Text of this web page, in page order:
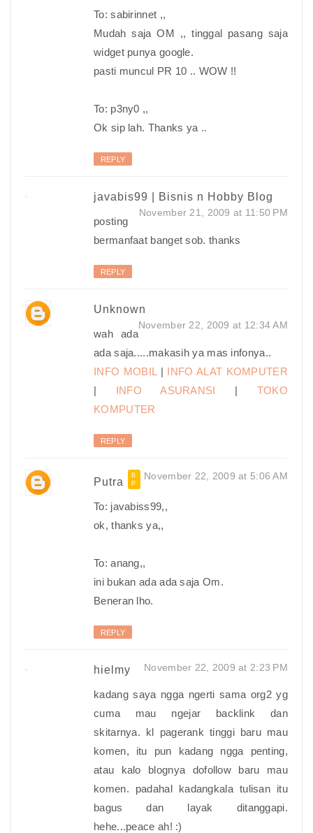
To: sabirinnet ,,
Mudah saja OM ,, tinggal pasang saja
widget punya google.
pasti muncul PR 10 .. WOW !!
To: p3ny0 ,,
Ok sip lah. Thanks ya ..
REPLY
javabis99 | Bisnis n Hobby Blog
November 21, 2009 at 11:50 PM
posting
bermanfaat banget sob. thanks
REPLY
Unknown
November 22, 2009 at 12:34 AM
wah ada
ada saja.....makasih ya mas infonya..
INFO MOBIL
| INFO ALAT KOMPUTER
| INFO ASURANSI | TOKO
KOMPUTER
REPLY
Putra November 22, 2009 at 5:06 AM
To: javabiss99,,
ok, thanks ya,,
To: anang,,
ini bukan ada ada saja Om.
Beneran lho.
REPLY
hielmy November 22, 2009 at 2:23 PM
kadang saya ngga ngerti sama org2 yg
cuma mau ngejar backlink dan
skitarnya. kl pagerank tinggi baru mau
komen, itu pun kadang ngga penting,
atau kalo blognya dofollow baru mau
komen. padahal kadangkala tulisan itu
bagus dan layak ditanggapi.
hehe...peace ah! :)